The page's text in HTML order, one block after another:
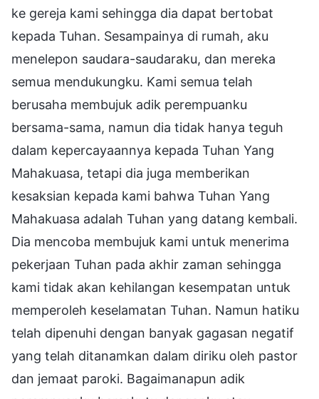
ke gereja kami sehingga dia dapat bertobat
kepada Tuhan. Sesampainya di rumah, aku
menelepon saudara-saudaraku, dan mereka
semua mendukungku. Kami semua telah
berusaha membujuk adik perempuanku
bersama-sama, namun dia tidak hanya teguh
dalam kepercayaannya kepada Tuhan Yang
Mahakuasa, tetapi dia juga memberikan
kesaksian kepada kami bahwa Tuhan Yang
Mahakuasa adalah Tuhan yang datang kembali.
Dia mencoba membujuk kami untuk menerima
pekerjaan Tuhan pada akhir zaman sehingga
kami tidak akan kehilangan kesempatan untuk
memperoleh keselamatan Tuhan. Namun hatiku
telah dipenuhi dengan banyak gagasan negatif
yang telah ditanamkan dalam diriku oleh pastor
dan jemaat paroki. Bagaimanapun adik